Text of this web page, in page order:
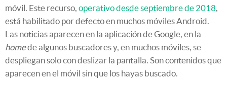
móvil. Este recurso, operativo desde septiembre de 2018
está habilitado por defecto en muchos móviles Android.
Las noticias aparecen en la aplicación de Google, en la
homede algunos buscadores y, en muchos móviles, se
despliegan solo con deslizar la pantalla. Son contenidos que
aparecen en el móvil sin que los hayas buscado.